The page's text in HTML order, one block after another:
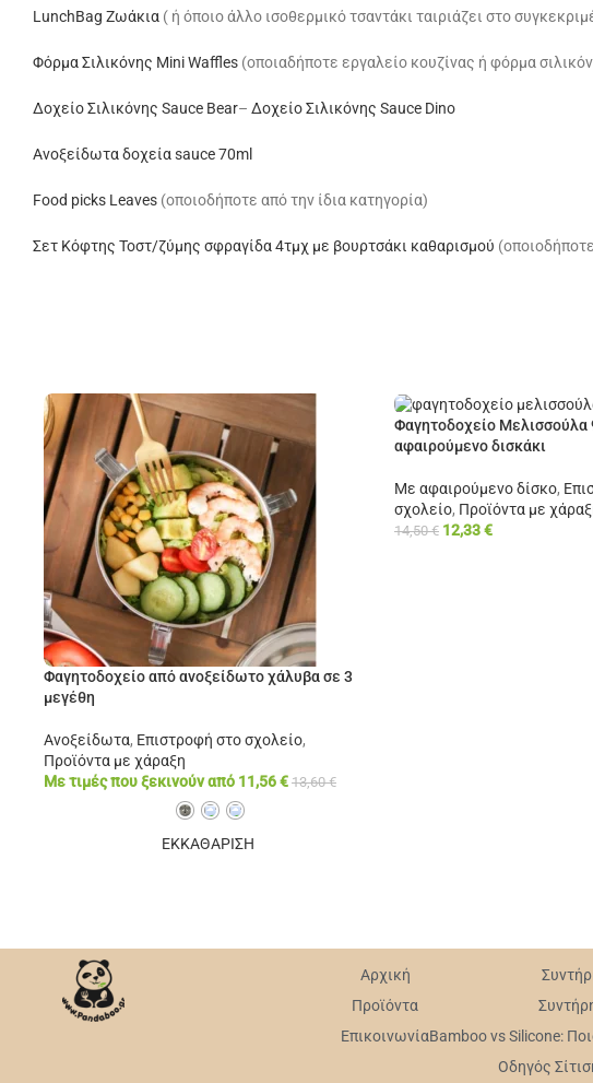
LunchBag Ζωάκια ( ή όποιο άλλο ισοθερμικό τσαντάκι ταιριάζει στο
Φόρμα Σιλικόνης Mini Waffles (οποιαδήποτε εργαλείο κουζίνας ή φόρμα
Δοχείο Σιλικόνης Sauce Bear– Δοχείο Σιλικόνης Sauce Dino
Ανοξείδωτα δοχεία sauce 70ml
Food picks Leaves (οποιοδήποτε από την ίδια κατηγορία)
Σετ Κόφτης Τοστ/ζύμης σφραγίδα 4τμχ με βουρτσάκι καθαρισμού
Φαγητοδοχείο από ανοξείδωτο χάλυβα σε 3
μεγέθη
Ανοξείδωτα, Επιστροφή στο σχολείο,
Προϊόντα με χάραξη
Με τιμές που ξεκινούν από 11,56€ 13,60€
ΕΚΚΑΘΑΡΙΣΗ
Φαγητοδοχείο Μελισσούλα
αφαιρούμενο δισκάκι
Με αφαιρούμενο δίσκο,
σχολείο, Προϊόντα με
14,50€ 12,33€
Bamboo vs Silicone:
Οδηγός
Αρχική
Προϊόντα
Επικοινωνία